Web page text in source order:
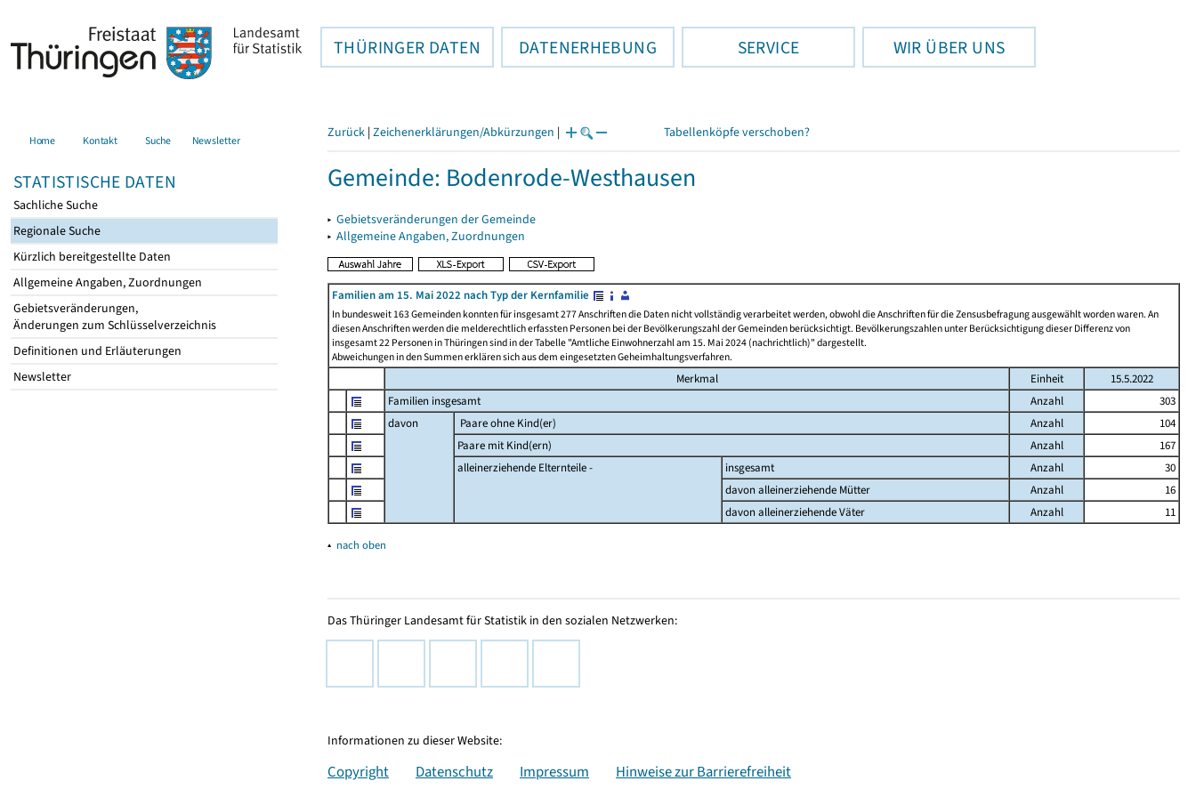
THÜRINGER DATEN DATENERHEBUNG SERVICE WIR ÜBER UNS
Home Kontakt Suche Newsletter
STATISTISCHE DATEN
Sachliche Suche
Regionale Suche
Kürzlich bereitgestellte Daten
Allgemeine Angaben, Zuordnungen
Gebietsveränderungen,
Änderungen zum Schlüsselverzeichnis
Definitionen und Erläuterungen
Newsletter
Zurück | Zeichenerklärungen/Abkürzungen | Tabellenköpfe verschoben?
Gemeinde: Bodenrode-Westhausen
▸ Gebietsveränderungen der Gemeinde
▸ Allgemeine Angaben, Zuordnungen
Familien am 15. Mai 2022 nach Typ der Kernfamilie
In bundesweit 163 Gemeinden konnten für insgesamt 277 Anschriften die Daten nicht vollständig verarbeitet werden, obwohl die Anschriften für die Zensusbefragung ausgewählt worden waren. An
diesen Anschriften werden die melderechtlich erfassten Personen bei der Bevölkerungszahl der Gemeinden berücksichtigt. Bevölkerungszahlen unter Berücksichtigung dieser Differenz von
insgesamt 22 Personen in Thüringen sind in der Tabelle "Amtliche Einwohnerzahl am 15. Mai 2024 (nachrichtlich)" dargestellt.
Abweichungen in den Summen erklären sich aus dem eingesetzten Geheimhaltungsverfahren.
Merkmal Einheit
15.5.2022
Familien insgesamt
Anzahl
303
davon
Paare ohne Kind(er) Anzahl
104
Paare mit Kind(ern)
Anzahl
167
alleinerziehende Elternteile -
insgesamt Anzahl
30
davon alleinerziehende Mütter
Anzahl
16
davon alleinerziehende Väter
Anzahl 11
▴ nach oben
Das Thüringer Landesamt für Statistik in den sozialen Netzwerken:
Informationen zu dieser Website:
Copyright Datenschutz Impressum Hinweise zur Barrierefreiheit